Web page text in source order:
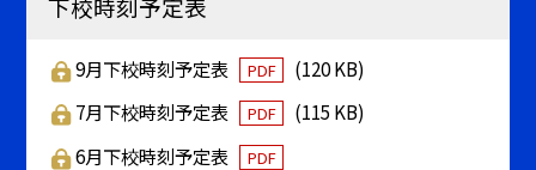
下校時刻予定表
9月下校時刻予定表 PDF
(120 KB)
7月下校時刻予定表
PDF
(115 KB)
6月下校時刻予定表
PDF